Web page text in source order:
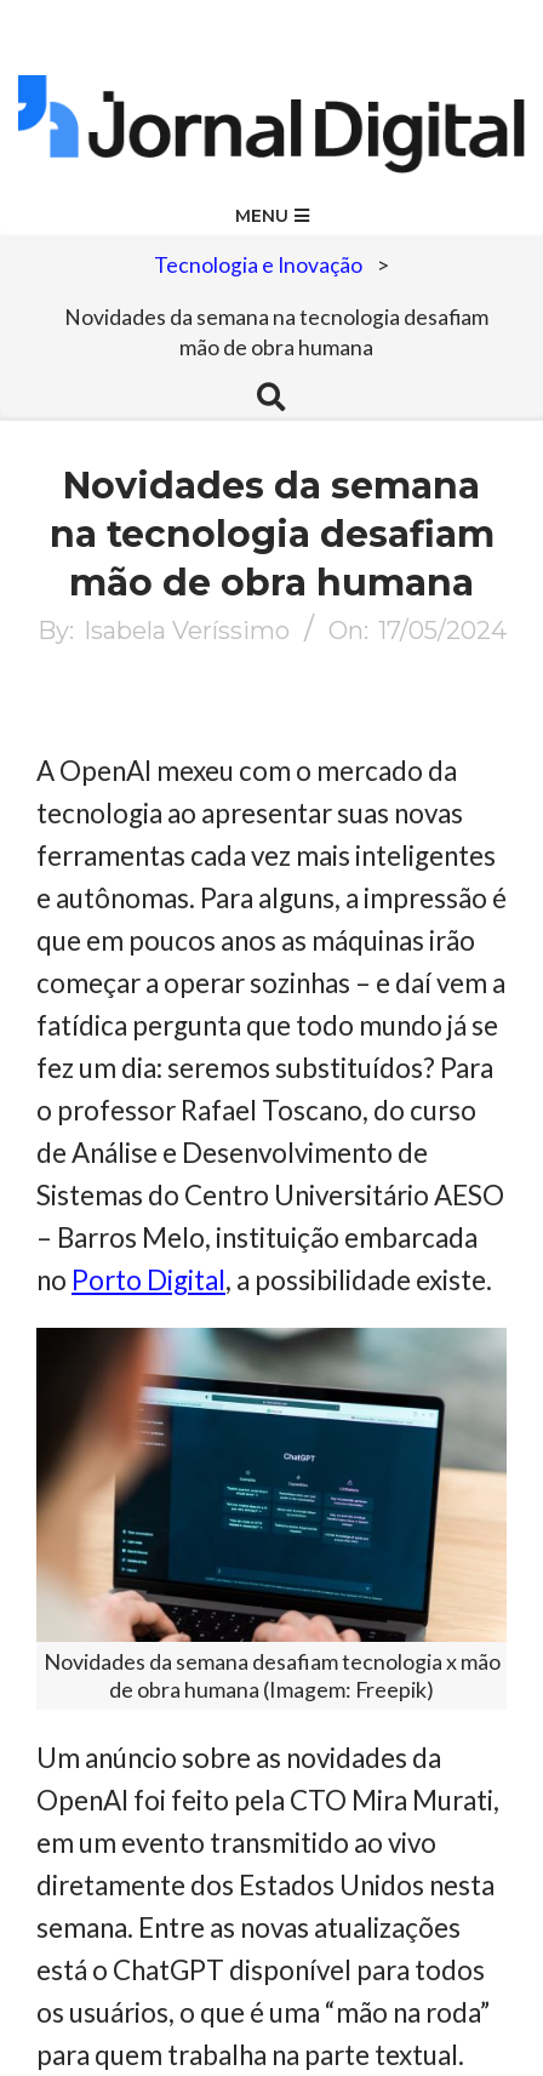
Skip
to
Jornal
Digital
MENU
Tecnologia e Inovação >
Novidades da semana na tecnologia desafiam
mão de obra humana
Search
Novidades da semana
na tecnologia desafiam
mão de obra humana
By: Isabela Veríssimo On: 17/05/2024
A OpenAI mexeu com o mercado da
tecnologia ao apresentar suas novas
ferramentas cada vez mais inteligentes
e autônomas. Para alguns, a impressão é
que em poucos anos as máquinas irão
começar a operar sozinhas – e daí vem a
fatídica pergunta que todo mundo já se
fez um dia: seremos substituídos? Para
o professor Rafael Toscano, do curso
de Análise e Desenvolvimento de
Sistemas do Centro Universitário AESO
– Barros Melo, instituição embarcada
no Porto Digital, a possibilidade existe.
Novidades da semana desafiam tecnologia x mão
de obra humana (Imagem: Freepik)
Um anúncio sobre as novidades da
OpenAI foi feito pela CTO Mira Murati,
em um evento transmitido ao vivo
diretamente dos Estados Unidos nesta
semana. Entre as novas atualizações
está o ChatGPT disponível para todos
os usuários, o que é uma “mão na roda”
para quem trabalha na parte textual.